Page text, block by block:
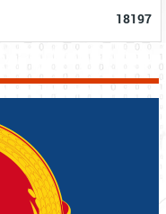
18197